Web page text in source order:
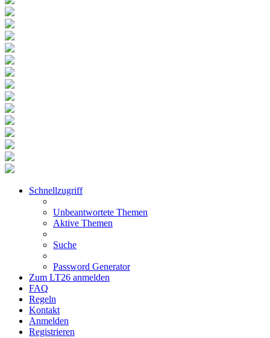
Schnellzugriff
Unbeantwortete Themen
Aktive Themen
Suche
Password Generator
Zum LT26 anmelden
FAQ
Regeln
Kontakt
Anmelden
Registrieren